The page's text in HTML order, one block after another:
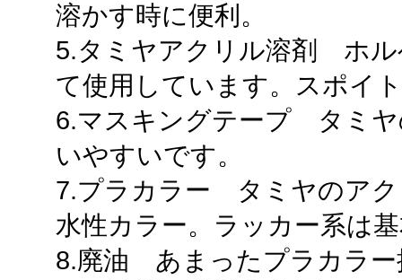
溶かす時に便利。
5.タミヤアクリル溶剤 ホル
て使用しています。スポイ
6.マスキングテープ タミ
いやすいです。
7.プラカラー タミヤのアク
水性カラー。ラッカー系は
8.廃油 あまったプラカラー